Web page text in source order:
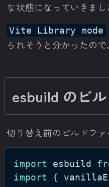
な状態になっていきまし
Vite Library mode
られそうと分かったので
esbuild のビ
切り替え前のビルドフ
import esbuild
import
{